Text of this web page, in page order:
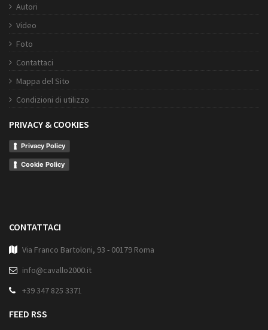
Autori
Video
Foto
Contattaci
Mappa del Sito
Condizioni di utilizzo
PRIVACY & COOKIES
Privacy Policy
Cookie Policy
CONTATTACI
Via Franco Bartoloni, 93 - 00179 Roma
info@cavallo2000.it
+39 347 825 3371
FEED RSS